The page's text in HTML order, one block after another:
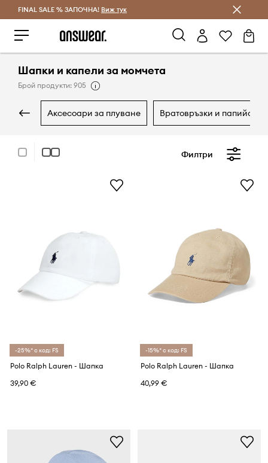
Спестявай с Answear Club
FINAL SALE % ЗАПОЧНА! Виж тук
Шапки и капели за момчета
Брой продукти: 905
аксесоари за плуване вратовръзки и папийонки
Филтри
-25%* с код: FS
Polo Ralph Lauren - Шапка
39,90 €
-15%* с код: FS
Polo Ralph Lauren - Шапка
40,99 €